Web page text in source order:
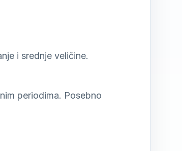
i srednje veličine.
periodima. Posebno